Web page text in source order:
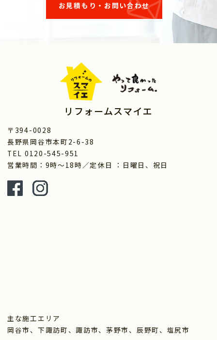
お見積もり・お問い合わせ
リフォームスマイエ
〒394-0028
長野県岡谷市本町2-6-38
TEL 0120-545-951
営業時間：9時～18時／定休日 ：日曜日、祝日
主な施工エリア
岡谷市、下諏訪町、諏訪市、茅野市、辰野町、塩尻市